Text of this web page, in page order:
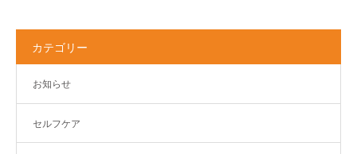
カテゴリー
お知らせ
セルフケア